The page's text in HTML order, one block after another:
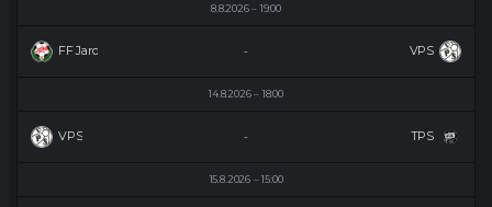
8.8.2026 19:00
FF Jaro VPS
-
14.8.2026 18:00
VPS TPS
-
15.8.2026 15:00